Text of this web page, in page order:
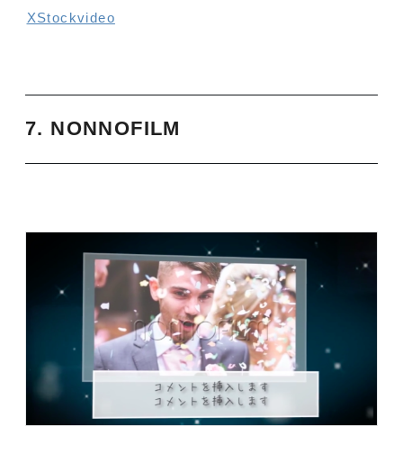
XStockvideo
7. NONNOFILM